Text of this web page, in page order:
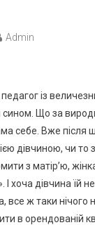
Admin
із
сином. Що за
себе. Вже після
дівчиною, чи то
з матір’ю,
І хоча дівчина їй
все ж таки нічого
в орендованій